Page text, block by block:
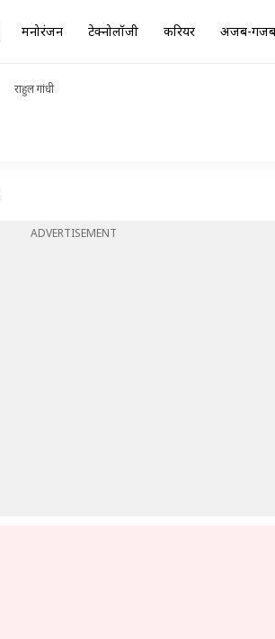
मनोरंजन टेक्नोलॉजी करियर अजब-गजब
राहुल गांधी
ADVERTISEMENT